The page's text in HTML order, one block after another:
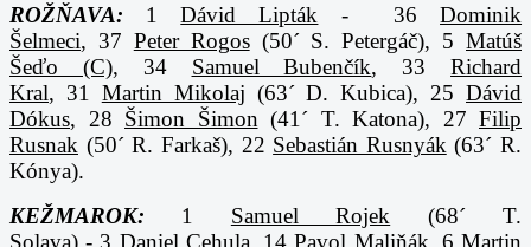
ROŽŇAVA: 1Dávid Lipták - 36Dominik
Šelmeci, 37 Peter Rogos(50´ S. Petergáč), 5 Matúš
Šeďo (C), 34 Samuel Bubenčík, 33Richard
Kral, 31 Martin Mikolaj (63´ D. Kubica), 25 Dávid
Dókus, 28 Šimon Šimon (41´ T. Katona), 27 Filip
Rusnak (50´ R. Farkaš), 22 Sebastián Rusnyák (63´ R.
Kónya).
KEŽMAROK: 1 Samuel Rojek (68´ T.
Solava) - 3 Daniel Cehula, 14Pavol Maliňák, 6Martin